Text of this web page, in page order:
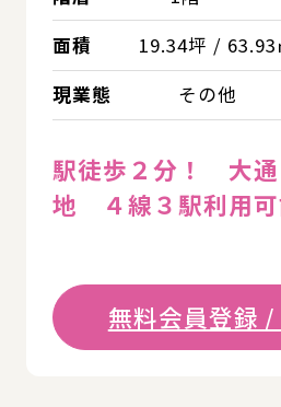
面積
19.34坪 / 63.93
現業態
その他
駅徒歩２分！ 大通
地 ４線３駅利用可
無料会員登録 /